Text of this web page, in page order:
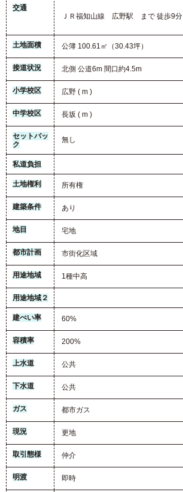
交通
ＪＲ福知山線 広野駅 まで 徒歩9分
土地面積 公簿 100.61㎡（30.43坪）
接道状況 北側 公道6m 間口約4.5m
小学校区 広野 ( m )
中学校区 長坂 ( m )
セットバッ
ク
無し
私道負担
土地権利 所有権
建築条件 あり
地目 宅地
都市計画 市街化区域
用途地域 1種中高
用途地域２
建ぺい率 60%
容積率 200%
上水道 公共
下水道 公共
ガス 都市ガス
現況 更地
取引態様 仲介
明渡 即時